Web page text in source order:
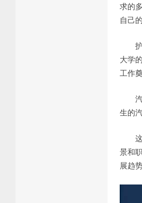
求的
自己
大学
工作
生的
景和
展趋